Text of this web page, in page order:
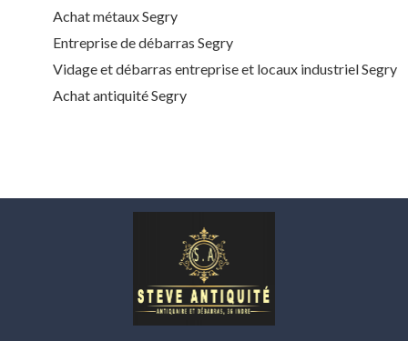
Achat métaux Segry
Entreprise de débarras Segry
Vidage et débarras entreprise et locaux industriel Segry
Achat antiquité Segry